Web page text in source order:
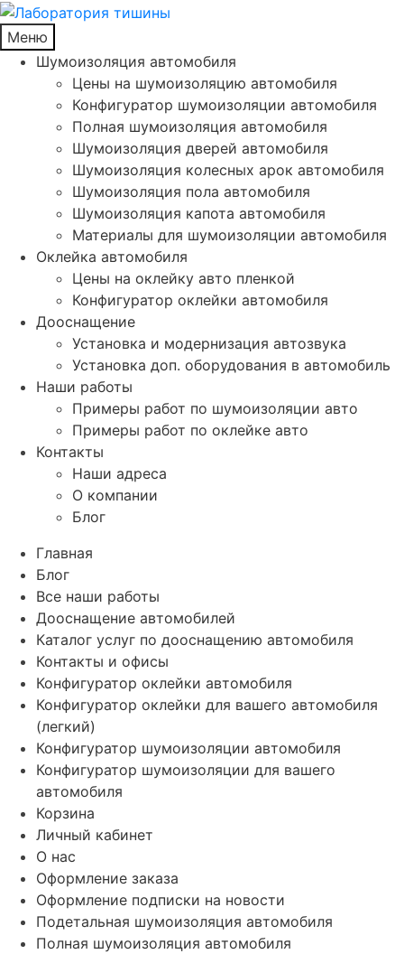
Меню
Шумоизоляция автомобиля
Цены на шумоизоляцию автомобиля
Конфигуратор шумоизоляции автомобиля
Полная шумоизоляция автомобиля
Шумоизоляция дверей автомобиля
Шумоизоляция колесных арок автомобиля
Шумоизоляция пола автомобиля
Шумоизоляция капота автомобиля
Материалы для шумоизоляции автомобиля
Оклейка автомобиля
Цены на оклейку авто пленкой
Конфигуратор оклейки автомобиля
Дооснащение
Установка и модернизация автозвука
Установка доп. оборудования в автомобиль
Наши работы
Примеры работ по шумоизоляции авто
Примеры работ по оклейке авто
Контакты
Наши адреса
О компании
Блог
Главная
Блог
Все наши работы
Дооснащение автомобилей
Каталог услуг по дооснащению автомобиля
Контакты и офисы
Конфигуратор оклейки автомобиля
Конфигуратор оклейки для вашего автомобиля
(легкий)
Конфигуратор шумоизоляции автомобиля
Конфигуратор шумоизоляции для вашего
автомобиля
Корзина
Личный кабинет
О нас
Оформление заказа
Оформление подписки на новости
Подетальная шумоизоляция автомобиля
Полная шумоизоляция автомобиля